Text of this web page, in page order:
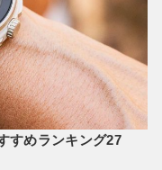
すめランキング27